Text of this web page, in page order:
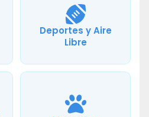
Deportes y Aire
Libre